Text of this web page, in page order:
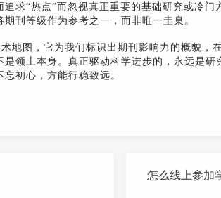
追求“热点”而忽视真正重要的基础研究或冷
刊等级作为参考之一，而非唯一圭臬。
地图，它为我们标识出期刊影响力的概貌，
领土本身。真正驱动科学进步的，永远是研
初心，方能行稳致远。
怎么线上参加